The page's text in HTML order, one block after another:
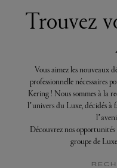
Trouvez
Vous aimez les nouveaux
professionnelle nécessaires
Kering ! Nous sommes à la
l’univers du Luxe, décidés à
Découvrez nos
groupe de